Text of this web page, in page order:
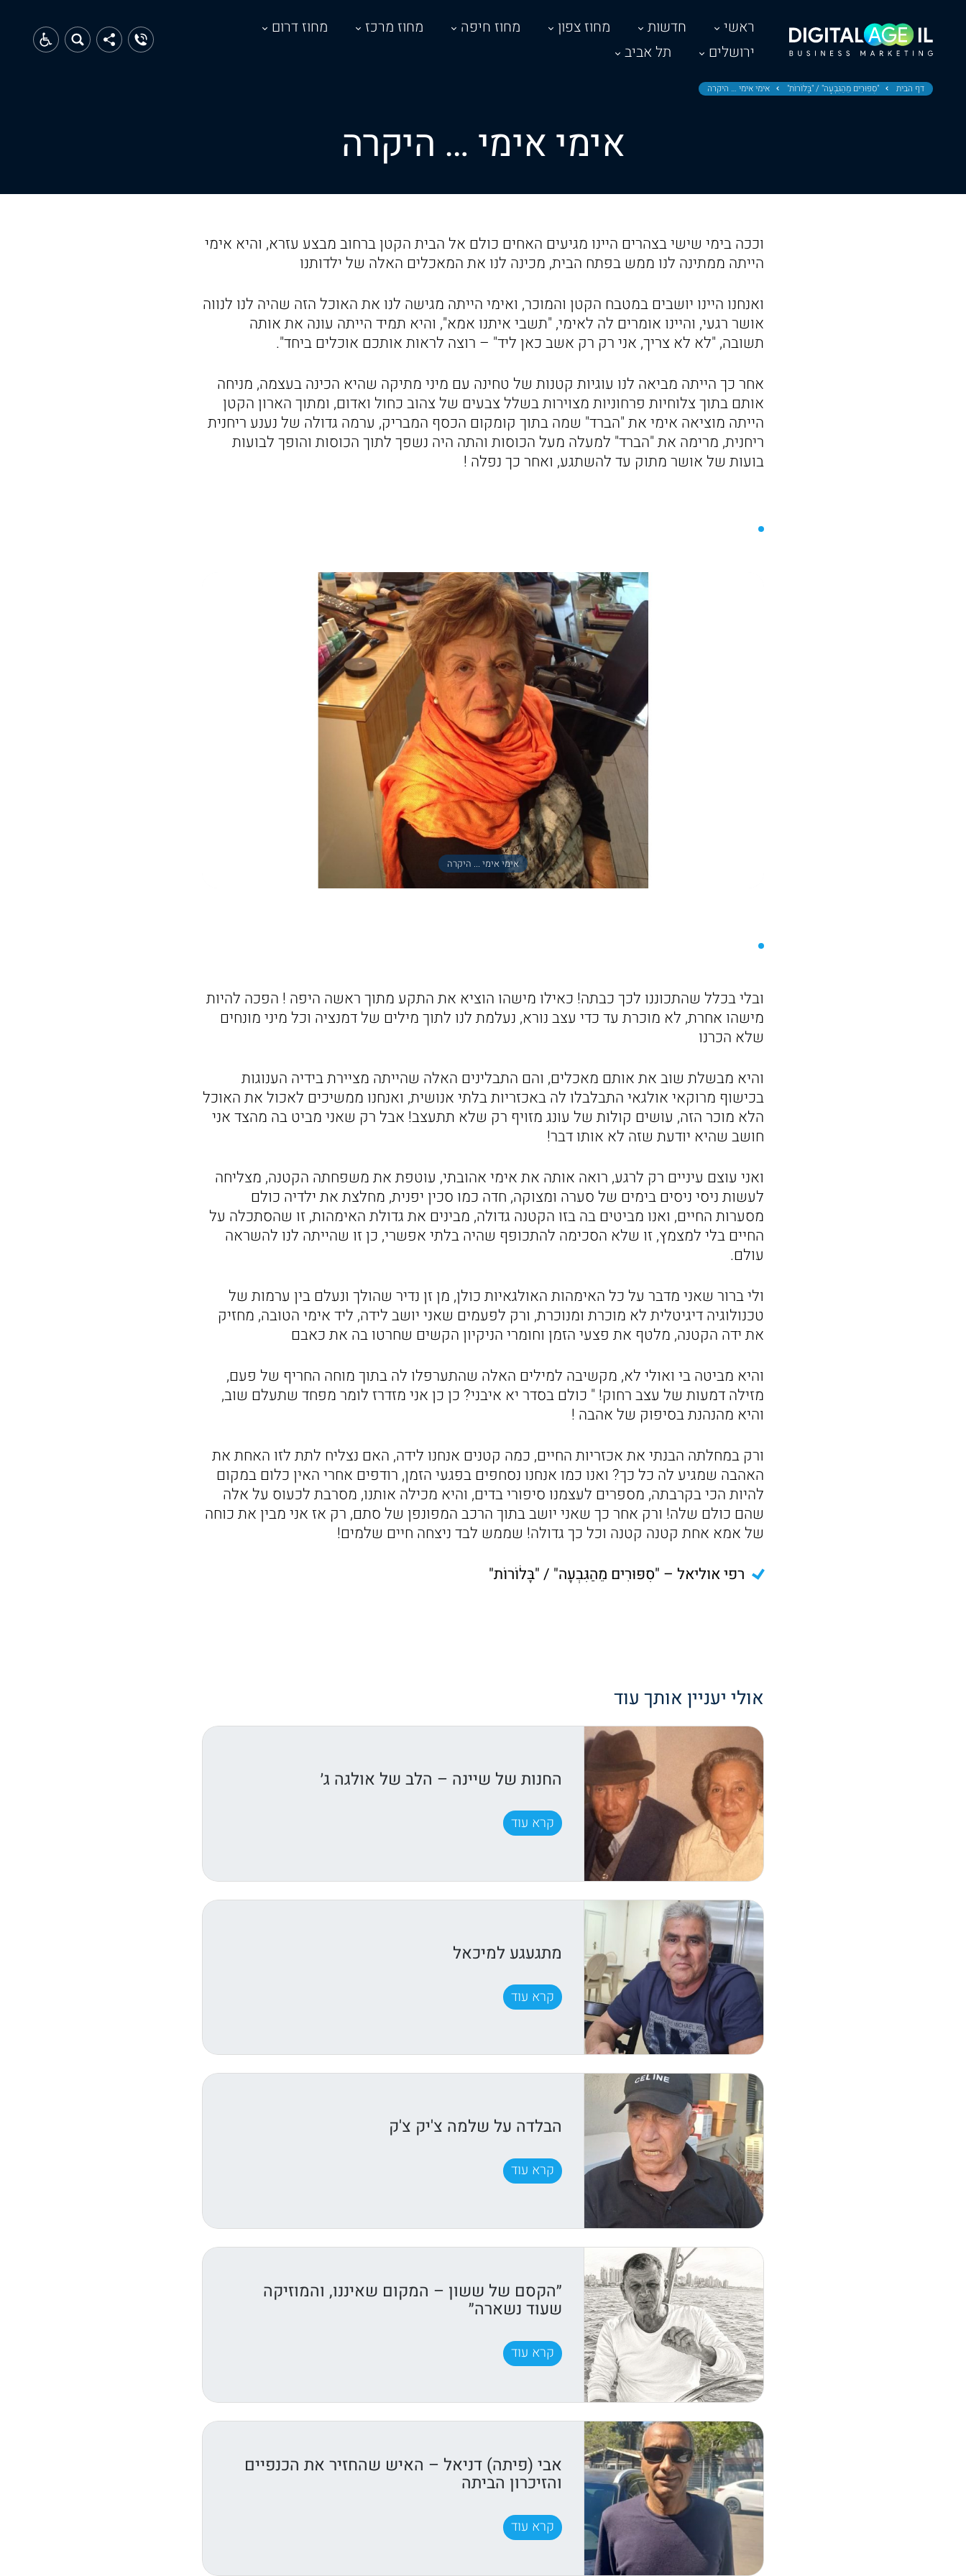
ראשי חדשות מחוז צפון מחוז חיפה מחוז מרכז
מחוז דרום
ירושלים
תל אביב
דף הבית "סִפּוּרִים מֵהַגִּבְעָה" / "בָּלֹוֹרוֹת" אימי אימי … היקרה
אימי אימי … היקרה
וככה בימי שישי בצהרים היינו מגיעים האחים כולם אל הבית הקטן ברחוב מבצע עזרא, והיא אימי
הייתה ממתינה לנו ממש בפתח הבית, מכינה לנו את המאכלים האלה של ילדותנו
ואנחנו היינו יושבים במטבח הקטן והמוכר, ואימי הייתה מגישה לנו את האוכל הזה שהיה לנו לנווה
אושר רגעי, והיינו אומרים לה לאימי, "תשבי איתנו אמא", והיא תמיד הייתה עונה את אותה
תשובה, "לא לא צריך, אני רק רק אשב כאן ליד" – רוצה לראות אותכם אוכלים ביחד".
אחר כך הייתה מביאה לנו עוגיות קטנות של טחינה עם מיני מתיקה שהיא הכינה בעצמה, מניחה
אותם בתוך צלוחיות פרחוניות מצוירות בשלל צבעים של צהוב כחול ואדום, ומתוך הארון הקטן
הייתה מוציאה אימי את "הברד" שמה בתוך קומקום הכסף המבריק, ערמה גדולה של נענע ריחנית
ריחנית, מרימה את "הברד" למעלה מעל הכוסות והתה היה נשפך לתוך הכוסות והופך לבועות
בועות של אושר מתוק עד להשתגע, ואחר כך נפלה !
אימי אימי ... היקרה
ובלי בכלל שהתכוננו לכך כבתה! כאילו מישהו הוציא את התקע מתוך ראשה היפה ! הפכה להיות
מישהו אחרת, לא מוכרת עד כדי עצב נורא, נעלמת לנו לתוך מילים של דמנציה וכל מיני מונחים
שלא הכרנו
והיא מבשלת שוב את אותם מאכלים, והם התבלינים האלה שהייתה מציירת בידיה הענוגות
בכישוף מרוקאי אולגאי התבלבלו לה באכזריות בלתי אנושית, ואנחנו ממשיכים לאכול את האוכל
הלא מוכר הזה, עושים קולות של עונג מזויף רק שלא תתעצב! אבל רק שאני מביט בה מהצד אני
חושב שהיא יודעת שזה לא אותו דבר!
ואני עוצם עיניים רק לרגע, רואה אותה את אימי אהובתי, עוטפת את משפחתה הקטנה, מצליחה
לעשות ניסי ניסים בימים של סערה ומצוקה, חדה כמו סכין יפנית, מחלצת את ילדיה כולם
מסערות החיים, ואנו מביטים בה בזו הקטנה גדולה, מבינים את גדולת האימהות, זו שהסתכלה על
החיים בלי למצמץ, זו שלא הסכימה להתכופף שהיה בלתי אפשרי, כן זו שהייתה לנו להשראה
עולם.
ולי ברור שאני מדבר על כל האימהות האולגאיות כולן, מן זן נדיר שהולך ונעלם בין ערמות של
טכנולוגיה דיגיטלית לא מוכרת ומנוכרת, ורק לפעמים שאני יושב לידה, ליד אימי הטובה, מחזיק
את ידה הקטנה, מלטף את פצעי הזמן וחומרי הניקיון הקשים שחרטו בה את כאבם
והיא מביטה בי ואולי לא, מקשיבה למילים האלה שהתערפלו לה בתוך מוחה החריף של פעם,
מזילה דמעות של עצב רחוק! " כולם בסדר יא איבני? כן כן אני מזדרז לומר מפחד שתעלם שוב,
והיא מהנהנת בסיפוק של אהבה !
ורק במחלתה הבנתי את אכזריות החיים, כמה קטנים אנחנו לידה, האם נצליח לתת לזו האחת את
האהבה שמגיע לה כל כך? ואנו כמו אנחנו נסחפים בפגעי הזמן, רודפים אחרי האין כלום במקום
להיות הכי בקרבתה, מספרים לעצמנו סיפורי בדים, והיא מכילה אותנו, מסרבת לכעוס על אלה
שהם כולם שלה! ורק אחר כך שאני יושב בתוך הרכב המפונפן של סתם, רק אז אני מבין את כוחה
של אמא אחת קטנה קטנה וכל כך גדולה! שממש לבד ניצחה חיים שלמים!
רפי אוליאל – "סִפּוּרִים מֵהַגִּבְעָה" / "בָּלֹוֹרוֹת"
אולי יעניין אותך עוד
החנות של שיינה – הלב של אולגה ג׳
קרא עוד
מתגעגע למיכאל
קרא עוד
הבלדה על שלמה צ'יק צ'ק
קרא עוד
״הקסם של ששון – המקום שאיננו, והמוזיקה
שעוד נשארה״
קרא עוד
אבי (פיתה) דניאל – האיש שהחזיר את הכנפיים
והזיכרון הביתה
קרא עוד